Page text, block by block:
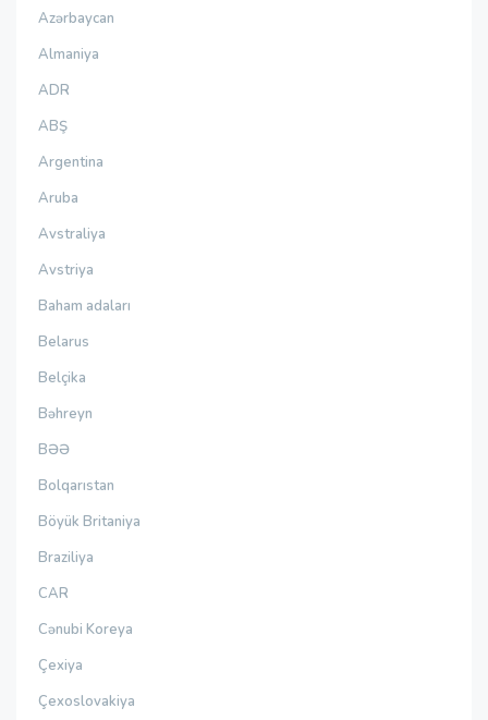
Azərbaycan
Almaniya
ADR
ABŞ
Argentina
Aruba
Avstraliya
Avstriya
Baham adaları
Belarus
Belçika
Bəhreyn
BƏƏ
Bolqarıstan
Böyük Britaniya
Braziliya
CAR
Cənubi Koreya
Çexiya
Çexoslovakiya